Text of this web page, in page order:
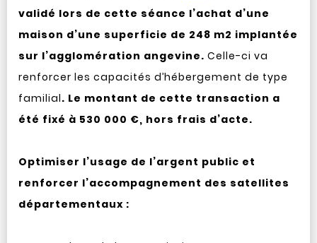
validé lors de cette séance l’achat d’une
maison d’une superficie de 248 m2 implantée
sur l’agglomération angevine. Celle-ci va
renforcer les capacités d’hébergement de type
familial. Le montant de cette transaction a
été fixé à 530 000 €, hors frais d’acte.
Optimiser l’usage de l’argent public et
renforcer l’accompagnement des satellites
départementaux :